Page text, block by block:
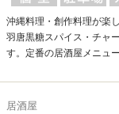
沖縄料理・創作料理が楽
羽唐黒糖スパイス・チャ
す。定番の居酒屋メニュ
居酒屋